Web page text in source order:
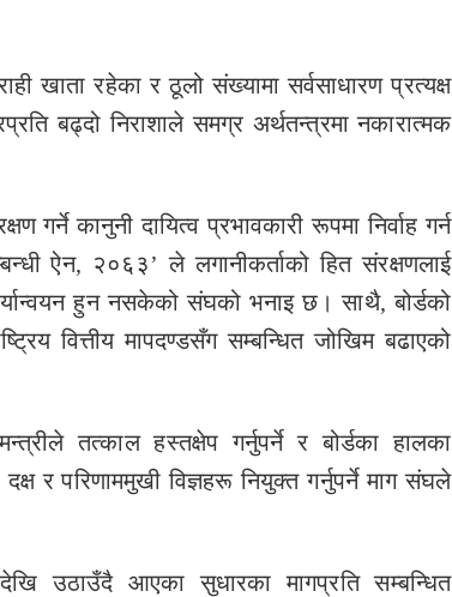
खाता रहेका र ठूलो संख्यामा सर्वसाधारण प्रत्यक्ष
बढ्दो निराशाले समग्र अर्थतन्त्रमा नकारात्मक
गर्ने कानुनी दायित्व प्रभावकारी रूपमा निर्वाह गर्न
ऐन, २०६३’ ले लगानीकर्ताको हित संरक्षणलाई
हुन नसकेको संघको भनाइ छ। साथै, बोर्डको
वित्तीय मापदण्डसँग सम्बन्धित जोखिम बढाएको
तत्काल हस्तक्षेप गर्नुपर्ने र बोर्डका हालका
र परिणाममुखी विज्ञहरू नियुक्त गर्नुपर्ने माग संघले
उठाउँदै आएका सुधारका मागप्रति सम्बन्धित